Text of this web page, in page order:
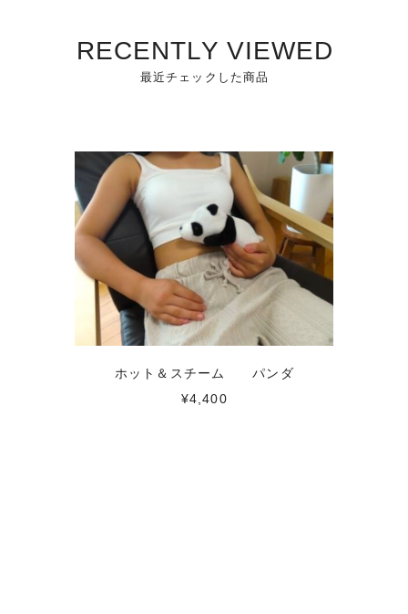
RECENTLY VIEWED
最近チェックした商品
ホット＆スチーム パンダ
¥4,400